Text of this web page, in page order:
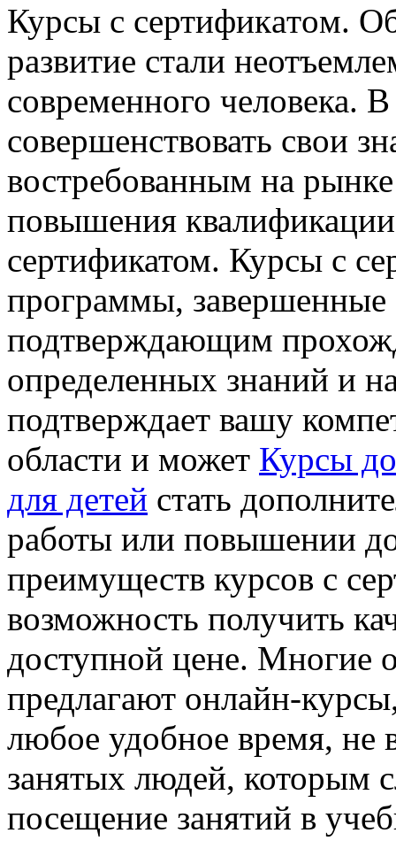
Курсы с сeртификaтoм.
рaзвитиe стали
современного человека.
совершенствовать свои
востребованным на
повышения
сертификатом. Курсы с
программы,
подтверждающим
определенных знаний и
подтверждает вашу
области и может Курсы
для детей стать
работы или повышении
преимуществ курсов с
возможность получить
доступной цене. Многие
предлагают онлайн-
любое удобное время, не
занятых людей, которым
посещение занятий в